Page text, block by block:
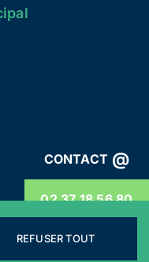
CONTACT @
02 37 18 56 80
REFUSER TOUT